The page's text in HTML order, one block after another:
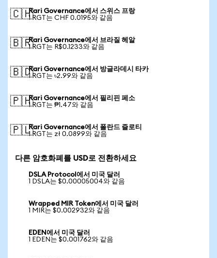
🇨🇭Rari Governance에서 스위스 프랑
1 RGT는 CHF 0.0195와 같음
🇧🇷Rari Governance에서 브라질 헤알
1 RGT는 R$0.1233와 같음
🇧🇩Rari Governance에서 방글라데시 타카
1 RGT는 ৳2.99와 같음
🇵🇭Rari Governance에서 필리핀 페소
1 RGT는 ₱1.47와 같음
🇵🇱Rari Governance에서 폴란드 즐로티
1 RGT는 zł 0.0899와 같음
다른 암호화폐를 USD로 전환하세요
DSLA Protocol에서 미국 달러
1 DSLA는 $0.00005004와 같음
Wrapped MIR Token에서 미국 달러
1 MIR는 $0.002932와 같음
EDEN에서 미국 달러
1 EDEN는 $0.001762와 같음